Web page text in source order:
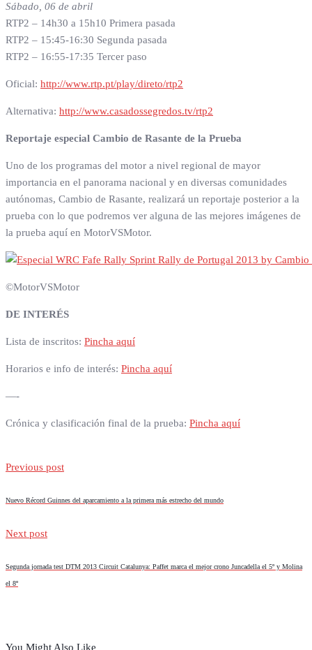
Sábado, 06 de abril
RTP2 – 14h30 a 15h10 Primera pasada
RTP2 – 15:45-16:30 Segunda pasada
RTP2 – 16:55-17:35 Tercer paso
Oficial: http://www.rtp.pt/play/direto/rtp2
Alternativa: http://www.casadossegredos.tv/rtp2
Reportaje especial Cambio de Rasante de la Prueba
Uno de los programas del motor a nivel regional de mayor
importancia en el panorama nacional y en diversas comunidades
autónomas, Cambio de Rasante, realizará un reportaje posterior a la
prueba con lo que podremos ver alguna de las mejores imágenes de
la prueba aquí en MotorVSMotor.
©MotorVSMotor
DE INTERÉS
Lista de inscritos: Pincha aquí
Horarios e info de interés: Pincha aquí
—-
Crónica y clasificación final de la prueba: Pincha aquí
Previous post
Nuevo Récord Guinnes del aparcamiento a la primera más estrecho del mundo
Next post
Segunda jornada test DTM 2013 Circuit Catalunya: Paffet marca el mejor crono Juncadella el 5º y Molina
el 8º
You Might Also Like